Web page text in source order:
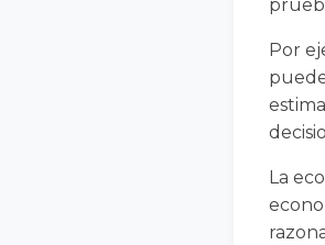
Por
La